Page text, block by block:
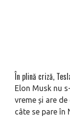
În plină criză,
Elon Musk nu
vreme și are
câte se pare în